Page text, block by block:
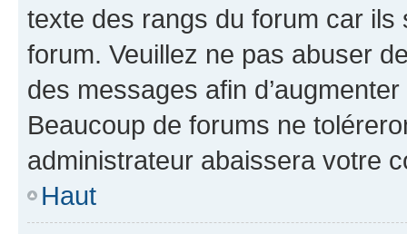
texte des rangs du forum car ils
forum. Veuillez ne pas abuser
des messages afin
Beaucoup de forums ne
administrateur abaissera votre
Haut